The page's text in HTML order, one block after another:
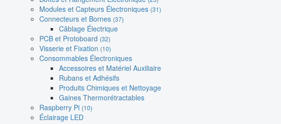
Modules et Capteurs Électroniques (31)
Connecteurs et Bornes (37)
Câblage Électrique
PCB et Protoboard (32)
Visserie et Fixation (10)
Consommables Électroniques
Accessoires et Matériel Auxiliaire
Rubans et Adhésifs
Produits Chimiques et Nettoyage
Gaines Thermorétractables
Raspberry Pi (10)
Éclairage LED